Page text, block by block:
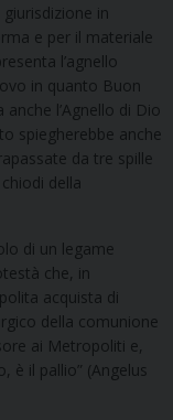
in
e per il materiale
l’agnello
in quanto Buon
l’Agnello di Dio
spiegherebbe anche
da tre spille
della
di un legame
che, in
acquista di
della comunione
ai Metropoliti e,
è il pallio” (Angelus